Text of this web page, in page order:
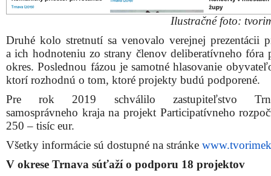
Ilustračné foto:
Druhé kolo stretnutí sa venovalo verejnej prezentácii
a ich hodnoteniu zo strany členov deliberatívneho fóra
okres. Poslednou fázou je samotné hlasovanie
ktorí rozhodnú o tom, ktoré projekty budú podporené.
Pre rok 2019 schválilo zastupiteľstvo
samosprávneho kraja na projekt Participatívneho
250 – tisíc eur.
Všetky informácie sú dostupné na stránke
V okrese Trnava súťaží o podporu 18 projektov